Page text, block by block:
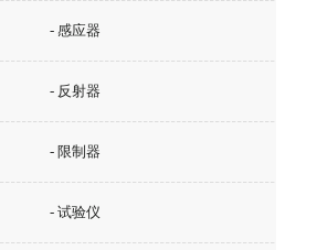
- 感应器
- 反射器
- 限制器
- 试验仪